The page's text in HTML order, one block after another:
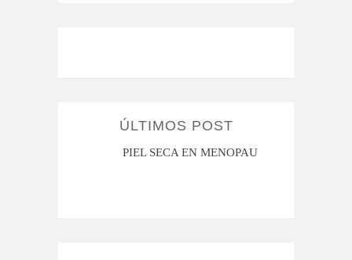
ÚLTIMOS POST
CUANDO LA ADOLESCENCIA ME